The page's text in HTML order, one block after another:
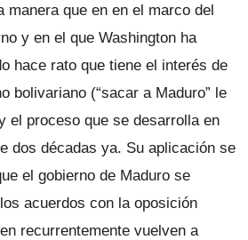
manera que en en el marco del
y en el que Washington ha
hace rato que tiene el interés de
bolivariano (“sacar a Maduro” le
el proceso que se desarrolla en
dos décadas ya. Su aplicación se
el gobierno de Maduro se
acuerdos con la oposición
recurrentemente vuelven a